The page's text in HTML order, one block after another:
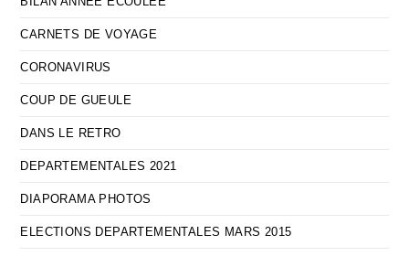
CARNETS DE VOYAGE
CORONAVIRUS
COUP DE GUEULE
DANS LE RETRO
DEPARTEMENTALES 2021
DIAPORAMA PHOTOS
ELECTIONS DEPARTEMENTALES MARS 2015